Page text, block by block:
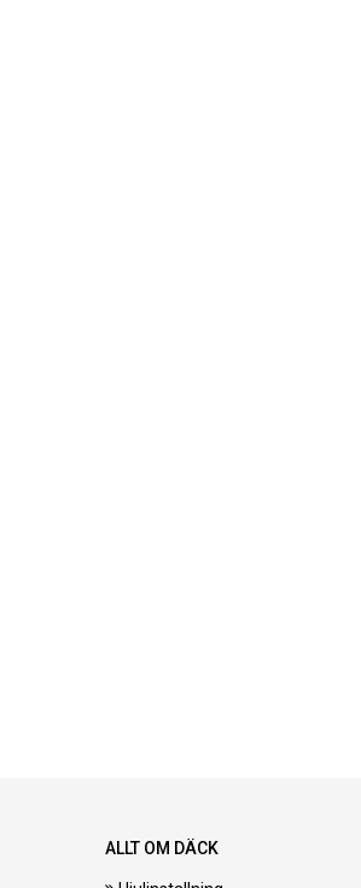
ALLT OM DÄCK